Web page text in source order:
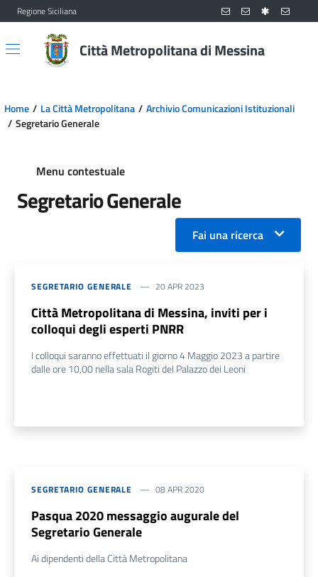
Vai al contenuto principale
Vai al menu principale
Regione Siciliana
Città Metropolitana di Messina
Home La Città Metropolitana
Archivio Comunicazioni Istituzionali
Segretario Generale
Menu contestuale
Segretario Generale
Fai una ricerca
SEGRETARIO GENERALE 20 APR 2023
Città Metropolitana di Messina, inviti per i
colloqui degli esperti PNRR
I colloqui saranno effettuati il giorno 4 Maggio 2023 a partire
dalle ore 10,00 nella sala Rogiti del Palazzo dei Leoni
SEGRETARIO GENERALE 08 APR 2020
Pasqua 2020 messaggio augurale del
Segretario Generale
Ai dipendenti della Città Metropolitana